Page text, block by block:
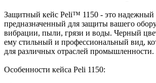
Защитный кейс Peli™ 1150 - это надежный
предназначенный для защиты вашего
вибрации, пыли, грязи и воды. Черный
ему стильный и профессиональный вид,
для различных отраслей промышленности.
Особенности кейса Peli 1150: